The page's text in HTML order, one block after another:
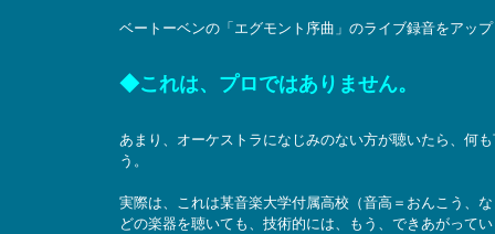
ベートーベンの「エグモント序曲」のライブ録音をアッ
◆これは、プロではありません。
あまり、オーケストラになじみのない方が聴いたら、何
う。
実際は、これは某音楽大学付属高校（音高＝おんこう、
どの楽器を聴いても、技術的には、もう、できあがって